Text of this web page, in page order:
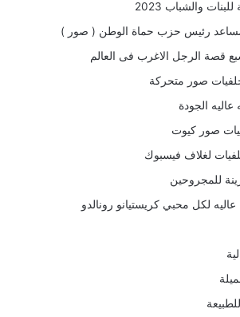
والشباب 2023
مساعد رئيس حزب حماة الوطن ( صور )
قصة الرجل الاغرب فى العالم
صور متحركة
الجودة
صور كيوت
لغلاف فيسبوك
للمجروحين
لكل محبي كريستيانو رونالدو